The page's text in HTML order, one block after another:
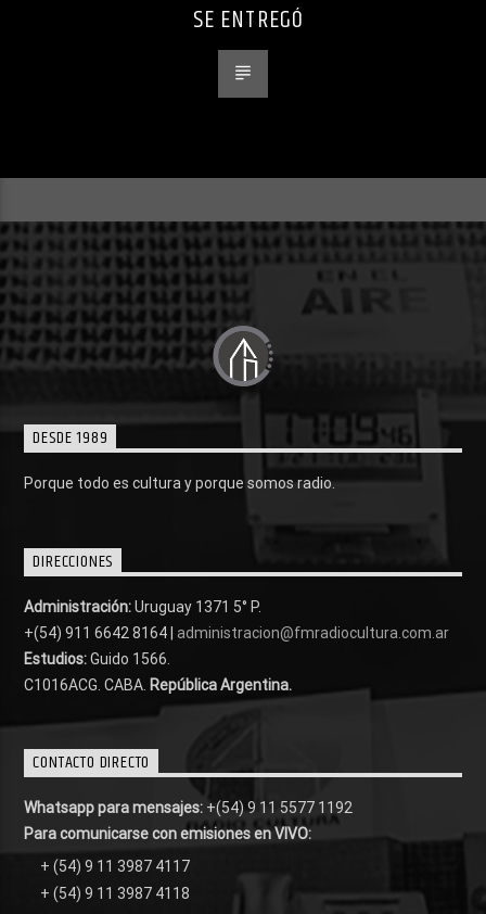
SE ENTREGÓ
DESDE 1989
Porque todo es cultura y porque somos radio.
DIRECCIONES
Administración:Uruguay 1371 5° P.
+(54) 911 6642 8164 | administracion@fmradiocultura.com.ar
Estudios:Guido 1566.
C1016ACG . CABA. República Argentina.
CONTACTO DIRECTO
Whatsapp para mensajes: +(54) 9 11 5577 1192
Para comunicarse con emisiones en VIVO:
+ (54) 9 11 3987 4117
+ (54) 9 11 3987 4118